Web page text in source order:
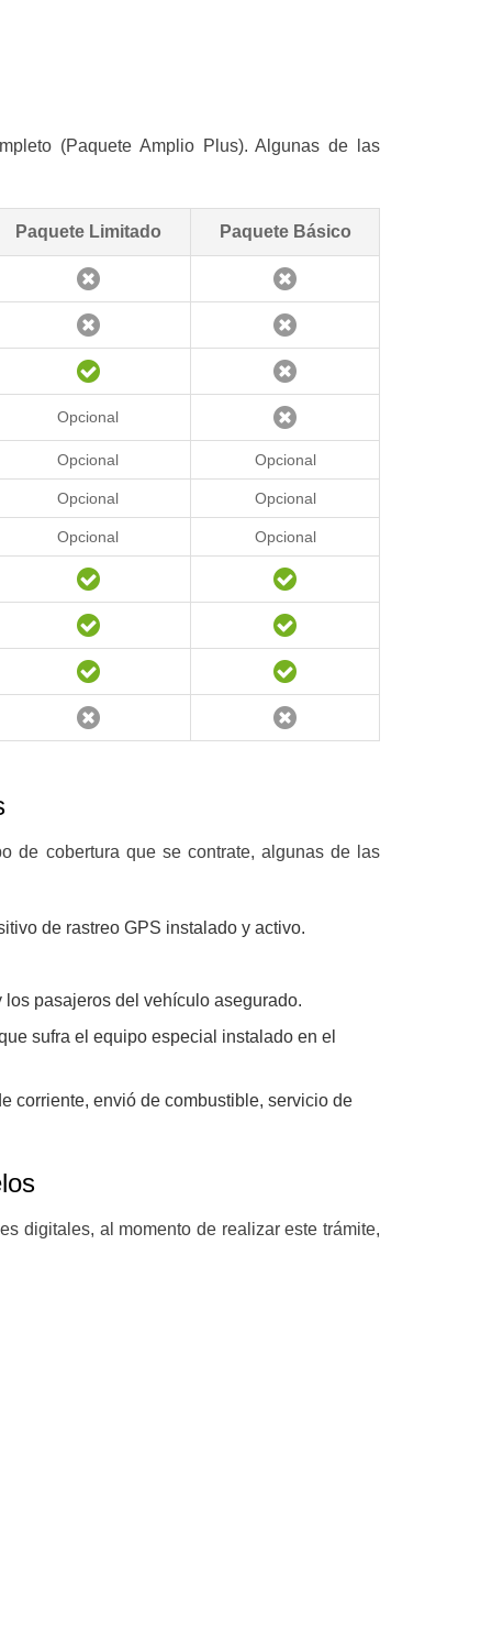
(Paquete Amplio Plus). Algunas de las
Paquete Limitado Paquete Básico
Opcional
Opcional Opcional
Opcional Opcional
Opcional Opcional
de cobertura que se contrate, algunas de las
de rastreo GPS instalado y activo.
pasajeros del vehículo asegurado.
sufra el equipo especial instalado en el
corriente, envió de combustible, servicio de
digitales, al momento de realizar este trámite,